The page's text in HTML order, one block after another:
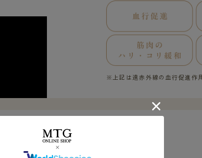
※上記は遠赤外線の血行促進作